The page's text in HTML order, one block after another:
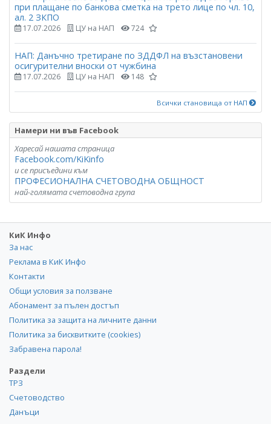
при плащане по банкова сметка на трето лице по чл. 10,
ал. 2 ЗКПО
17.07.2026 ЦУ на НАП 724
НАП: Данъчно третиране по ЗДДФЛ на възстановени
осигурителни вноски от чужбина
17.07.2026 ЦУ на НАП 148
Всички становища от НАП
Намери ни във Facebook
Харесай нашата страница
Facebook.com/KiKinfo
и се присъедини към
ПРОФЕСИОНАЛНА СЧЕТОВОДНА ОБЩНОСТ
най-голямата счетоводна група
КиК Инфо
За нас
Реклама в КиК Инфо
Контакти
Общи условия за ползване
Абонамент за пълен достъп
Политика за защита на личните данни
Политика за бисквитките (cookies)
Забравена парола!
Раздели
ТРЗ
Счетоводство
Данъци